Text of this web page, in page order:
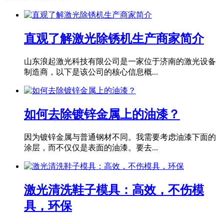
直观了解激光除锈机生产商家简介
山东浪起激光科技有限公司是一家位于济南的激光设备
制造商，以下是该公司的核心信息概...
如何去除镀锌金属上的油漆？
因为镀锌金属与普通钢材不同。我需要考虑油漆下面的
涂层，而不仅仅是表面的油漆。要去...
激光清洗鞋子模具：高效，不伤模
具，环保